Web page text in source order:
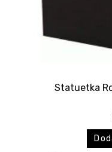
Statuetka